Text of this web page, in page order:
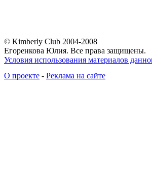
© Kimberly Club 2004-2008
Егоренкова Юлия. Все права защищены.
Условия использования материалов
О проекте - Реклама на сайте